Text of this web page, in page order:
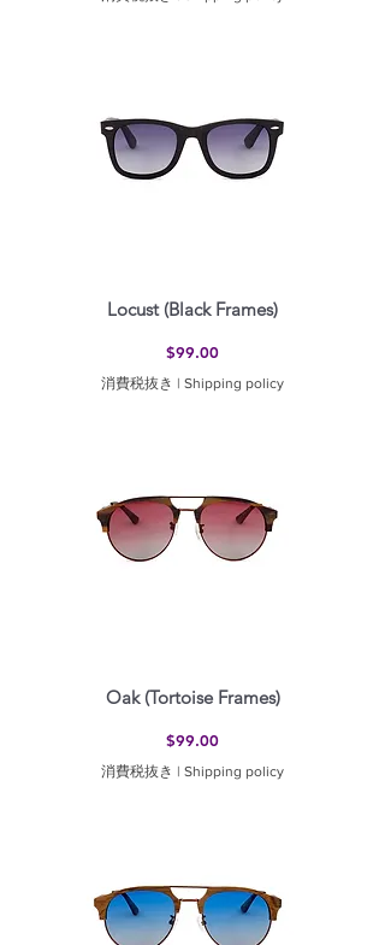
Locust (Black Frames)
価格
$99.00
消費税抜き | Shipping policy
Oak (Tortoise Frames)
価格
$99.00
消費税抜き | Shipping policy